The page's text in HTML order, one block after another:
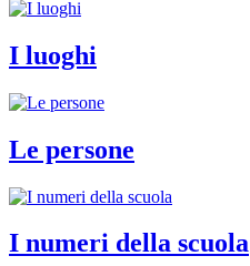
I luoghi
Le persone
I numeri della scuola